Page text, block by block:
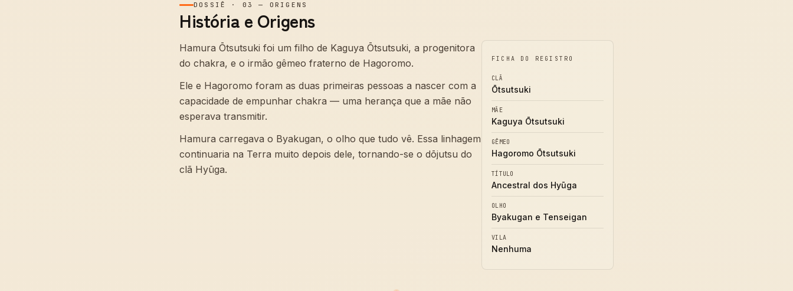
DOSSIÊ · 03 — ORIGENS
História e Origens
Hamura Ōtsutsuki foi um filho de Kaguya Ōtsutsuki, a progenitora
do chakra, e o irmão gêmeo fraterno de Hagoromo.
Ele e Hagoromo foram as duas primeiras pessoas a nascer com a
capacidade de empunhar chakra — uma herança que a mãe não
esperava transmitir.
Hamura carregava o Byakugan, o olho que tudo vê. Essa linhagem
continuaria na Terra muito depois dele, tornando-se o dōjutsu do
clã Hyūga.
FICHA DO REGISTRO
CLÃ
Ōtsutsuki
MÃE
Kaguya Ōtsutsuki
GÊMEO
Hagoromo Ōtsutsuki
TÍTULO
Ancestral dos Hyūga
OLHO
Byakugan e Tenseigan
VILA
Nenhuma